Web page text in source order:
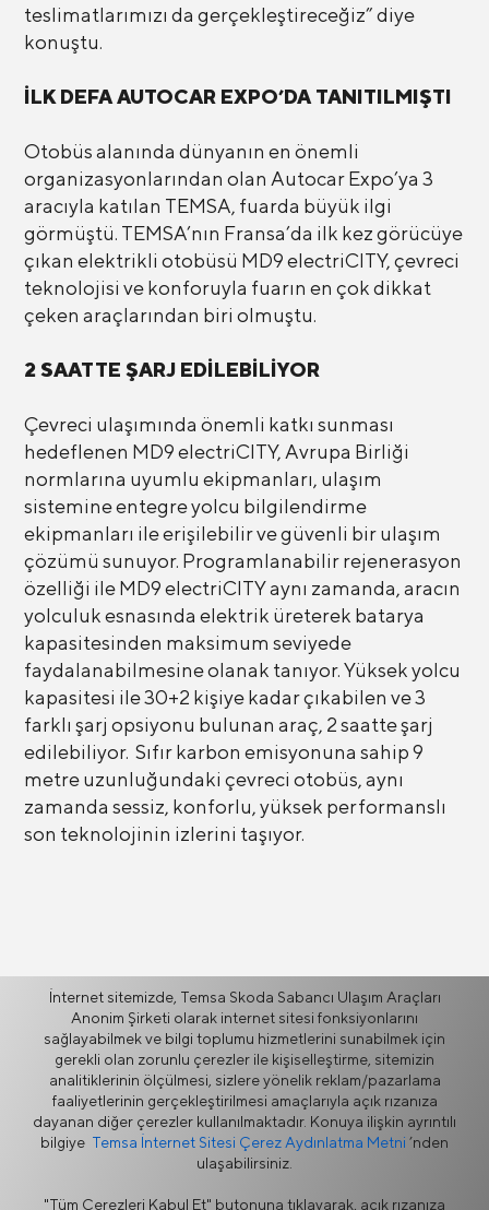
teslimatlarımızı da gerçekleştireceğiz” diye
konuştu.
İLK DEFA AUTOCAR EXPO’DA TANITILMIŞTI
Otobüs alanında dünyanın en önemli
organizasyonlarından olan Autocar Expo’ya 3
aracıyla katılan TEMSA, fuarda büyük ilgi
görmüştü. TEMSA’nın Fransa’da ilk kez görücüye
çıkan elektrikli otobüsü MD9 electriCITY, çevreci
teknolojisi ve konforuyla fuarın en çok dikkat
çeken araçlarından biri olmuştu.
2 SAATTE ŞARJ EDİLEBİLİYOR
Çevreci ulaşımında önemli katkı sunması
hedeflenen MD9 electriCITY, Avrupa Birliği
normlarına uyumlu ekipmanları, ulaşım
sistemine entegre yolcu bilgilendirme
ekipmanları ile erişilebilir ve güvenli bir ulaşım
çözümü sunuyor. Programlanabilir rejenerasyon
özelliği ile MD9 electriCITY aynı zamanda, aracın
yolculuk esnasında elektrik üreterek batarya
kapasitesinden maksimum seviyede
faydalanabilmesine olanak tanıyor. Yüksek yolcu
kapasitesi ile 30+2 kişiye kadar çıkabilen ve 3
farklı şarj opsiyonu bulunan araç, 2 saatte şarj
edilebiliyor. Sıfır karbon emisyonuna sahip 9
metre uzunluğundaki çevreci otobüs, aynı
zamanda sessiz, konforlu, yüksek performanslı
son teknolojinin izlerini taşıyor.
Daha fazla
Haberler
İnternet sitemizde, Temsa Skoda Sabancı Ulaşım Araçları
Anonim Şirketi olarak internet sitesi fonksiyonlarını
sağlayabilmek ve bilgi toplumu hizmetlerini sunabilmek için
gerekli olan zorunlu çerezler ile kişiselleştirme, sitemizin
analitiklerinin ölçülmesi, sizlere yönelik reklam/pazarlama
faaliyetlerinin gerçekleştirilmesi amaçlarıyla açık rızanıza
dayanan diğer çerezler kullanılmaktadır. Konuya ilişkin ayrıntılı
bilgiye Temsa İnternet Sitesi Çerez Aydınlatma Metni ’nden
ulaşabilirsiniz.
"Tüm Çerezleri Kabul Et" butonuna tıklayarak, açık rızanıza